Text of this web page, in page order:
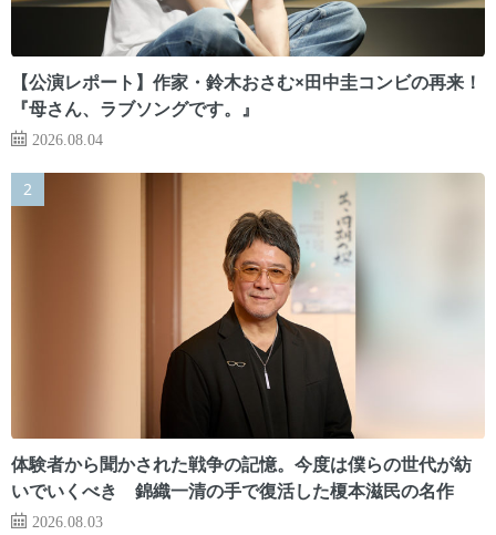
【公演レポート】作家・鈴木おさむ×田中圭コンビの再来！
『母さん、ラブソングです。』
2026.08.04
体験者から聞かされた戦争の記憶。今度は僕らの世代が紡
いでいくべき 錦織一清の手で復活した榎本滋民の名作
2026.08.03